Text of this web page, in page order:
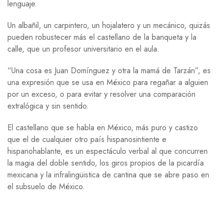
lenguaje.
Un albañil, un carpintero, un hojalatero y un mecánico, quizás
pueden robustecer más el castellano de la banqueta y la
calle, que un profesor universitario en el aula.
“Una cosa es Juan Domínguez y otra la mamá de Tarzán”, es
una expresión que se usa en México para regañar a alguien
por un exceso, o para evitar y resolver una comparación
extralógica y sin sentido.
El castellano que se habla en México, más puro y castizo
que el de cualquier otro país hispanosintiente e
hispanohablante, es un espectáculo verbal al que concurren
la magia del doble sentido, los giros propios de la picardía
mexicana y la infralingüistica de cantina que se abre paso en
el subsuelo de México.